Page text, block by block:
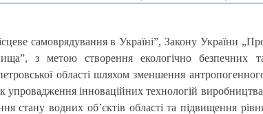
самоврядування в Україні”, Закону України
з метою створення екологічно безпечних
області шляхом зменшення
упровадження інноваційних технологій
стану водних об’єктів області та підвищення